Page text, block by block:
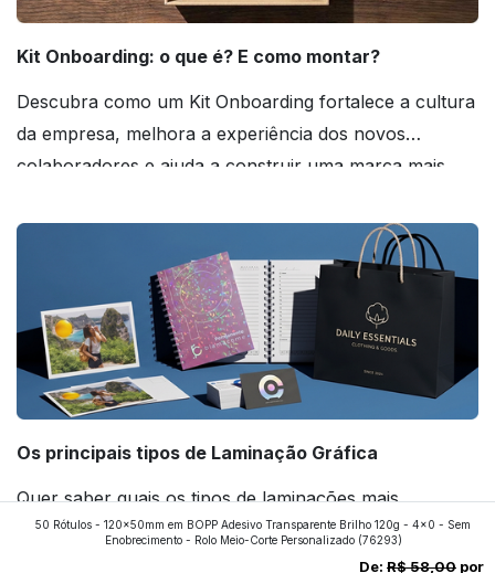
Kit Onboarding: o que é? E como montar?
Descubra como um Kit Onboarding fortalece a cultura
da empresa, melhora a experiência dos novos
colaboradores e ajuda a construir uma marca mais
Os principais tipos de Laminação Gráfica
Quer saber quais os tipos de laminações mais
aplicados nos impressos da gráfica FuturaIM? Então,
continue a leitura que vamos revelar para você!
50 Rótulos - 120x50mm em BOPP Adesivo Transparente Brilho 120g - 4x0 - Sem
Enobrecimento - Rolo Meio-Corte Personalizado(76293)
De: R$ 58,00 por